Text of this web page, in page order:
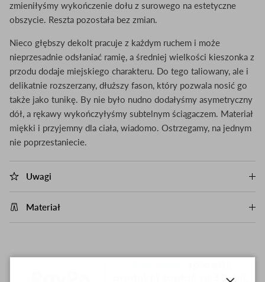
zmieniłyśmy wykończenie dołu z surowego na estetyczne
obszycie. Reszta pozostała bez zmian.
Nieco głębszy dekolt pracuje z każdym ruchem i może
nieprzesadnie odsłaniać ramię, a średniej wielkości kieszonka z
przodu dodaje miejskiego charakteru. Do tego taliowany, ale i
delikatnie rozszerzany, dłuższy fason, który pozwala nosić go
także jako tunikę. By nie było nudno dodałyśmy asymetryczny
dół, a rękawy wykończyłyśmy subtelnym ściągaczem. Materiał
miękki i przyjemny dla ciała, wiadomo. Ostrzegamy, na jednym
nie poprzestaniecie.
Uwagi
Materiał